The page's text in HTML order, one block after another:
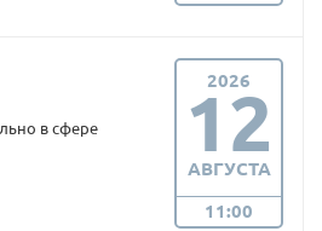
в сфере
2026
12
АВГУСТА
11:00